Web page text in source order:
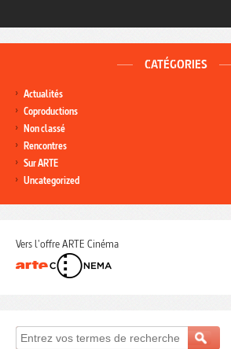
CATÉGORIES
Actualités
Coproductions
Non classé
Rencontres
Sur ARTE
Uncategorized
Vers l'offre ARTE Cinéma